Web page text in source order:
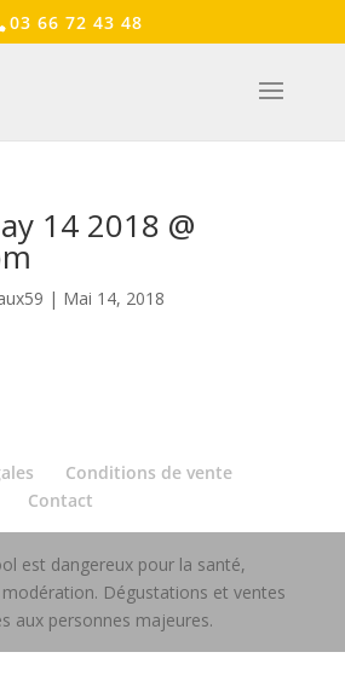
03 66 72 43 48
14 2018 @
| Mai 14, 2018
Conditions de vente
Contact
est dangereux pour la santé,
Dégustations et ventes
aux personnes majeures.